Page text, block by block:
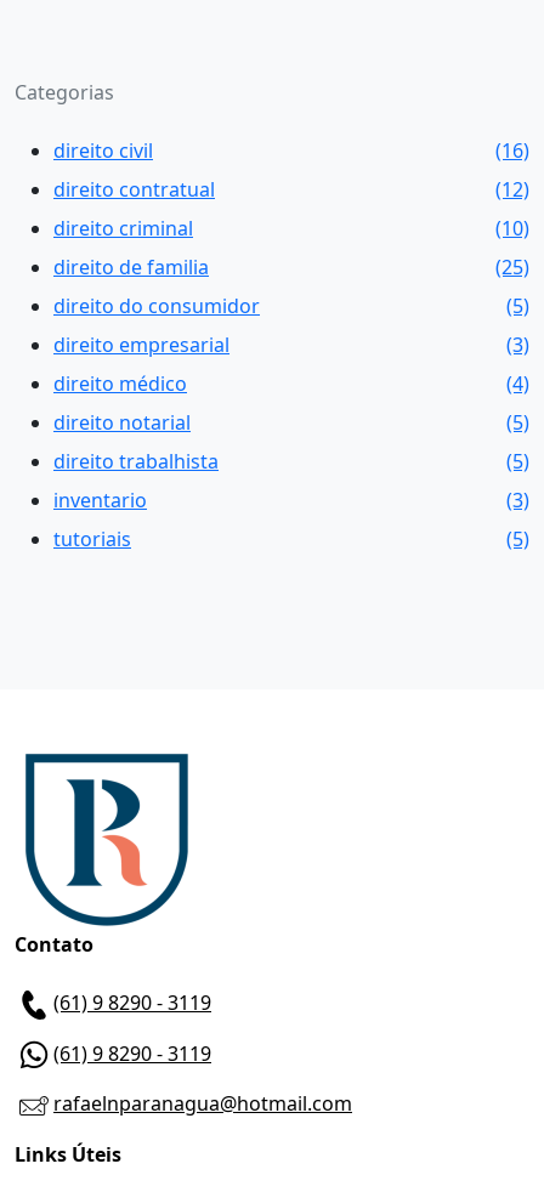
Categorias
direito civil
(16)
direito contratual
(12)
direito criminal
(10)
direito de familia
(25)
direito do consumidor
(5)
direito empresarial
(3)
direito médico
(4)
direito notarial
(5)
direito trabalhista
(5)
inventario
(3)
tutoriais
(5)
Contato
(61) 9 8290 - 3119
(61) 9 8290 - 3119
rafaelnparanagua@hotmail.com
Links Úteis